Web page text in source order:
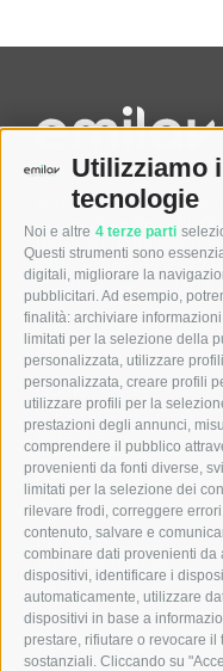
Utilizziamo
tecnologie
Noi e altre 4 terze parti
Questi strumenti sono
digitali, migliorare la
pubblicitari. Ad esempio,
finalità: archiviare
limitati per la selezione della
personalizzata, utilizzare
personalizzata, creare profili
utilizzare profili per la
prestazioni degli annunci,
comprendere il pubblico
provenienti da fonti diverse,
limitati per la selezione dei
rilevare frodi, correggere
contenuto, salvare e
combinare dati provenienti da
dispositivi, identificare i
automaticamente, utilizzare
dispositivi in base a
prestare, rifiutare o revocare
sostanziali. Cliccando su
Autorizzazione
generalista Prot. N.
Registro delle
P.IVA e Cod. Fisc.
Capitale sociale I.V. €
Menu
Home
Chi siamo
Aziende
Candidati
News
Contatti
CCNL
Ebitemp
Whistleblowing
231
Note legali